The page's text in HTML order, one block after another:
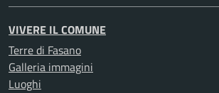
VIVERE IL COMUNE
Terre di Fasano
Galleria immagini
Luoghi